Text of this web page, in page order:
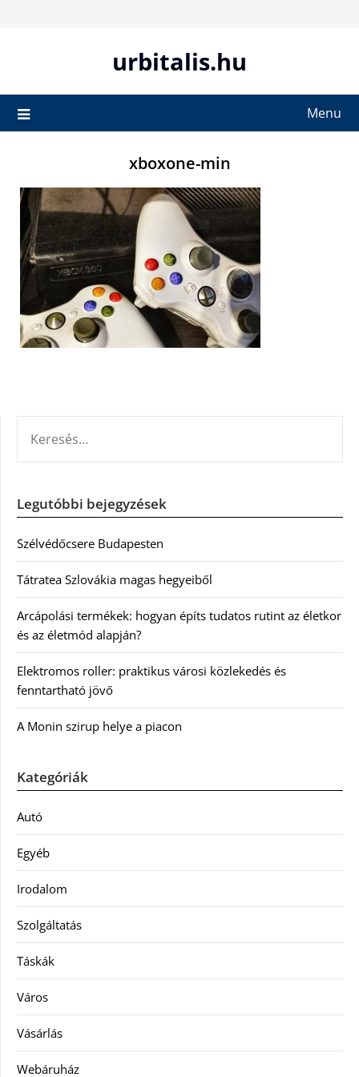
urbitalis.hu
Menu
xboxone-min
Legutóbbi bejegyzések
Szélvédőcsere Budapesten
Tátratea Szlovákia magas hegyeiből
Arcápolási termékek: hogyan építs tudatos rutint az életkor
és az életmód alapján?
Elektromos roller: praktikus városi közlekedés és
fenntartható jövő
A Monin szirup helye a piacon
Kategóriák
Autó
Egyéb
Irodalom
Szolgáltatás
Táskák
Város
Vásárlás
Webáruház